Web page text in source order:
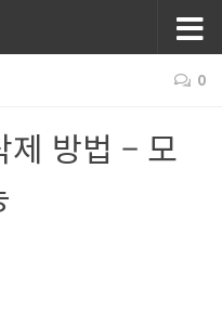
0
제 방법 – 모